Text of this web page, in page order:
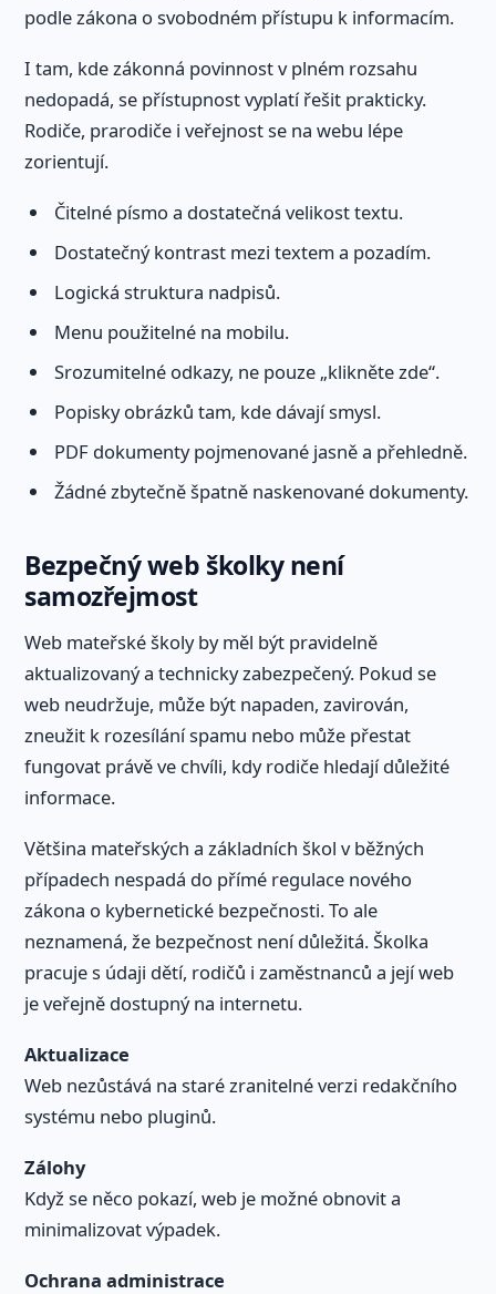
podle zákona o svobodném přístupu k informacím.
I tam, kde zákonná povinnost v plném rozsahu
nedopadá, se přístupnost vyplatí řešit prakticky.
Rodiče, prarodiče i veřejnost se na webu lépe
zorientují.
Čitelné písmo a dostatečná velikost textu.
Dostatečný kontrast mezi textem a pozadím.
Logická struktura nadpisů.
Menu použitelné na mobilu.
Srozumitelné odkazy, ne pouze „klikněte zde“.
Popisky obrázků tam, kde dávají smysl.
PDF dokumenty pojmenované jasně a přehledně.
Žádné zbytečně špatně naskenované dokumenty.
Bezpečný web školky není
samozřejmost
Web mateřské školy by měl být pravidelně
aktualizovaný a technicky zabezpečený. Pokud se
web neudržuje, může být napaden, zavirován,
zneužit k rozesílání spamu nebo může přestat
fungovat právě ve chvíli, kdy rodiče hledají důležité
informace.
Většina mateřských a základních škol v běžných
případech nespadá do přímé regulace nového
zákona o kybernetické bezpečnosti. To ale
neznamená, že bezpečnost není důležitá. Školka
pracuje s údaji dětí, rodičů i zaměstnanců a její web
je veřejně dostupný na internetu.
Aktualizace
Web nezůstává na staré zranitelné verzi redakčního
systému nebo pluginů.
Zálohy
Když se něco pokazí, web je možné obnovit a
minimalizovat výpadek.
Ochrana administrace